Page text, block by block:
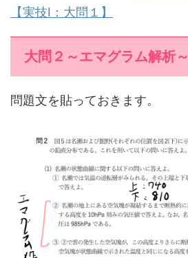
【実技Ⅰ：大問１】
大問２～エマグラム解析～
問題文を貼っておきます。